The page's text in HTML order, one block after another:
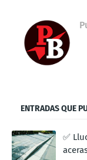
ENTRADAS QUE
✅